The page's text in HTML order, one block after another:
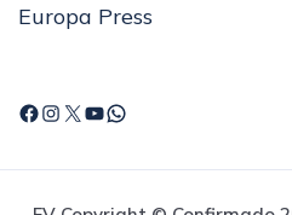
Europa Press